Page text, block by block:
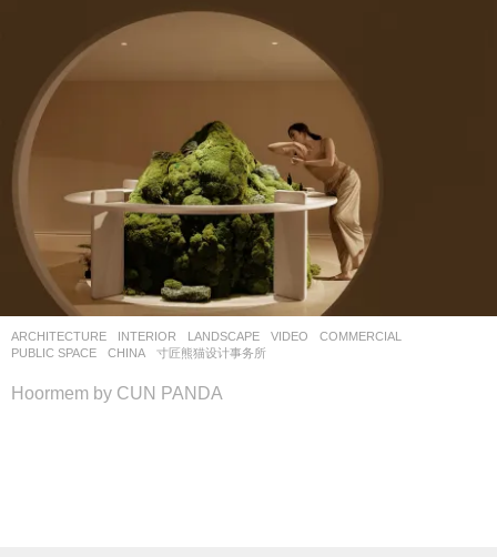
ARCHITECTURE INTERIOR LANDSCAPE VIDEO COMMERCIAL
PUBLIC SPACE
CHINA 寸匠熊猫设计事务所
Hoormem by CUN PANDA